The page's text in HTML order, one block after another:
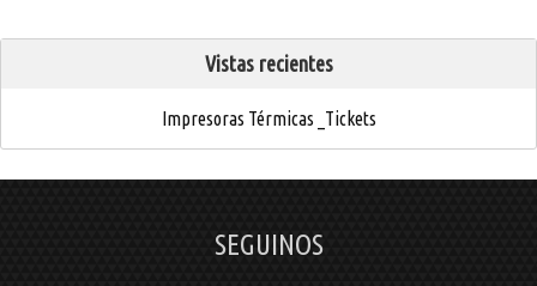
Vistas recientes
Impresoras Térmicas _Tickets
SEGUINOS